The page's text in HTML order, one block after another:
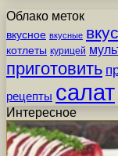
Облако меток
вкусное вкусные
котлеты курицей
приготовить
рецепты салат
Интересное